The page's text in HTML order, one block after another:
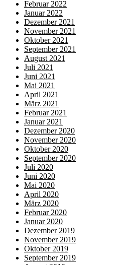
Februar 2022
Januar 2022
Dezember 2021
November 2021
Oktober 2021
September 2021
August 2021
Juli 2021
Juni 2021
Mai 2021
April 2021
März 2021
Februar 2021
Januar 2021
Dezember 2020
November 2020
Oktober 2020
September 2020
Juli 2020
Juni 2020
Mai 2020
April 2020
März 2020
Februar 2020
Januar 2020
Dezember 2019
November 2019
Oktober 2019
September 2019